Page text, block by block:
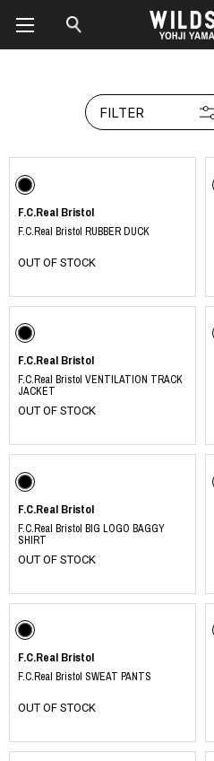
FILTER
F.C.Real Bristol
F.C.Real Bristol RUBBER DUCK
OUT OF STOCK
F.C.Real Bristol
F.C.Real Bristol VENTILATION TRACK
JACKET
OUT OF STOCK
F.C.Real Bristol
F.C.Real Bristol BIG LOGO BAGGY
SHIRT
OUT OF STOCK
F.C.Real Bristol
F.C.Real Bristol SWEAT PANTS
OUT OF STOCK